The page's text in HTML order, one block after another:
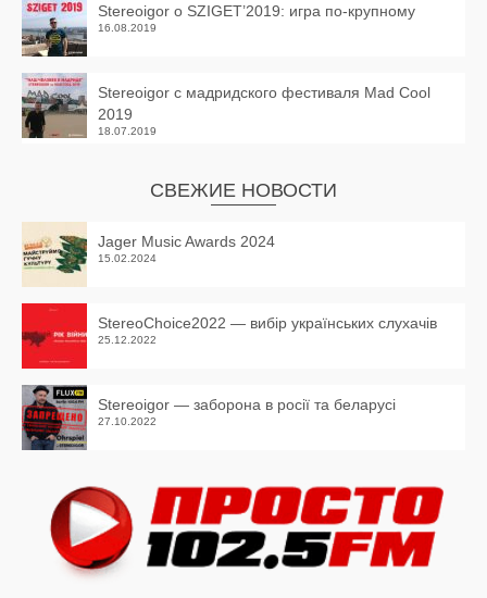
Stereoigor о SZIGET’2019: игра по-крупному
16.08.2019
Stereoigor с мадридского фестиваля Mad Cool
2019
18.07.2019
СВЕЖИЕ НОВОСТИ
Jager Music Awards 2024
15.02.2024
StereoChoice2022 — вибір українських слухачів
25.12.2022
Stereoigor — заборона в росії та беларусі
27.10.2022